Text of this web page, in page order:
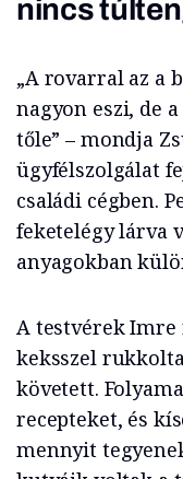
nincs
„A rovarral az a
nagyon eszi, de
tőle” – mondja
ügyfélszolgálat
családi cégben.
feketelégy lárva
anyagokban
A testvérek Imre
keksszel
követett.
recepteket, és
mennyit